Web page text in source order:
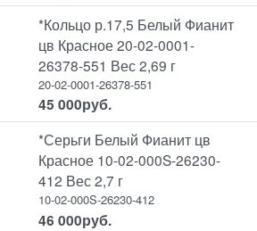
*Кольцо р.17,5 Белый Фианит
цв Красное 20-02-0001-
26378-551 Вес 2,69 г
20-02-0001-26378-551
45 000руб.
*Серьги Белый Фианит цв
Красное 10-02-000S-26230-
412 Вес 2,7 г
10-02-000S-26230-412
46 000руб.